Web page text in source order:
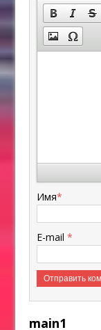
Имя*
E-mail*
main1